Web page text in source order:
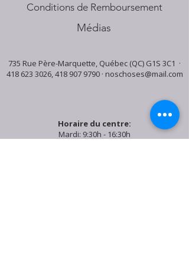
Conditions de Remboursement
Médias
735 Rue Père-Marquette, Québec (QC) G1S 3C1 ·
418 623 3026,418 907 9790· noschoses@mail.com
Horaire du centre:
Mardi: 9:30h - 16:30h